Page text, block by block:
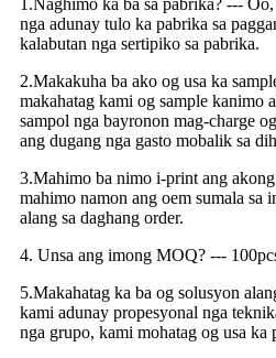
nga adunay tulo ka pabrika sa
kalabutan nga sertipiko sa pabrika.
2.Makakuha ba ako og usa ka
makahatag kami og sample kanimo
sampol nga bayronon mag-charge
ang dugang nga gasto mobalik sa
3.Mahimo ba nimo i-print ang
mahimo namon ang oem sumala sa
alang sa daghang order.
4. Unsa ang imong MOQ? ---
5.Makahatag ka ba og solusyon
kami adunay propesyonal nga
nga grupo, kami mohatag og usa ka